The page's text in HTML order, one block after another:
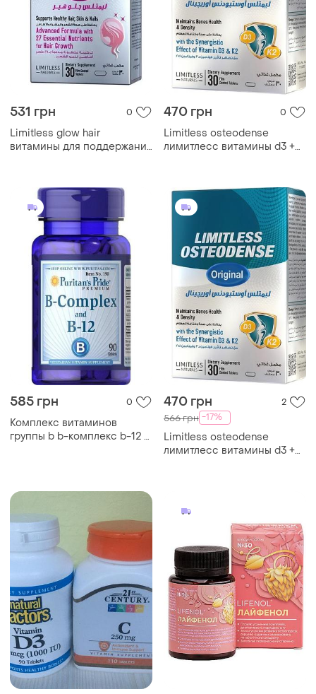
531 грн 0
Limitless glow hair
витамины для поддержания
470 грн 0
Limitless osteodense
лимитлесс витамины d3 +
585 грн 0
Комплекс витаминов
группы b b-комплекс b-12 -
470 грн 2
566 грн -17%
Limitless osteodense
лимитлесс витамины d3 +